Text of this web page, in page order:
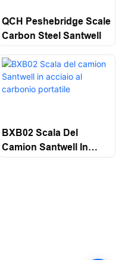
QCH Peshebridge Scale
Carbon Steel Santwell
BXB02 Scala Del
Camion Santwell In